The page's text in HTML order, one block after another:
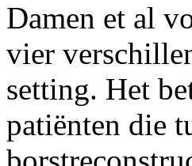
Damen et al
vier
setting. Het
patiënten die